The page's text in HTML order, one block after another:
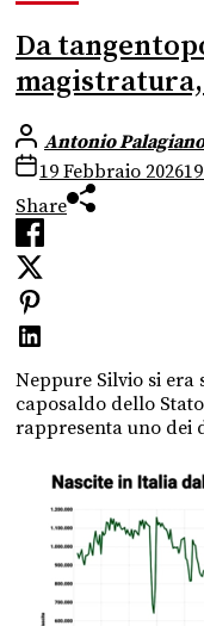
Da
Antonio Palagiano
19 Febbraio 2026
Share
Neppure Silvio si
caposaldo dello
rappresenta uno dei